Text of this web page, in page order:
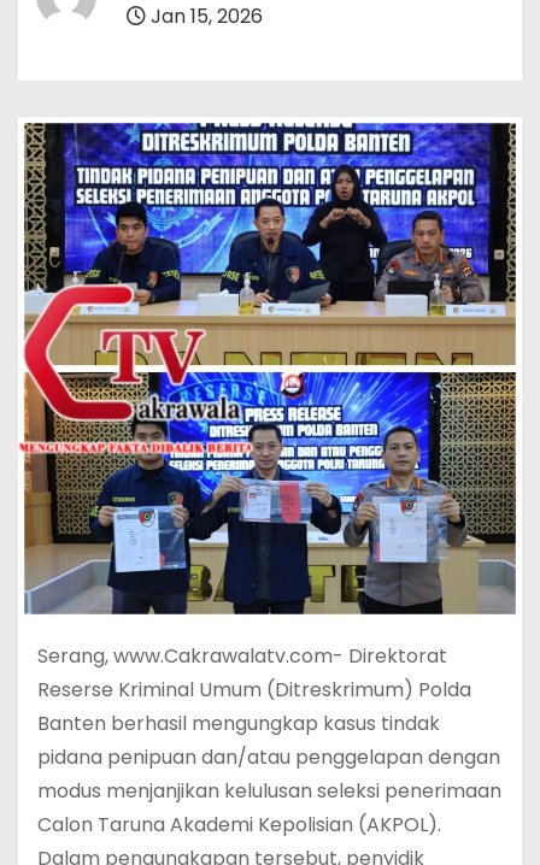
Jan 15, 2026
Serang, www.Cakrawalatv.com- Direktorat
Reserse Kriminal Umum (Ditreskrimum) Polda
Banten berhasil mengungkap kasus tindak
pidana penipuan dan/atau penggelapan dengan
modus menjanjikan kelulusan seleksi penerimaan
Calon Taruna Akademi Kepolisian (AKPOL).
Dalam pengungkapan tersebut, penyidik